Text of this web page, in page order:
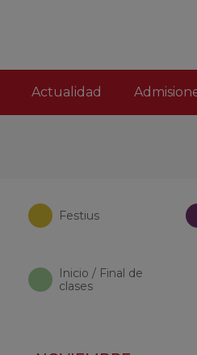
Actualidad
Festius
Inicio / Final de
clases